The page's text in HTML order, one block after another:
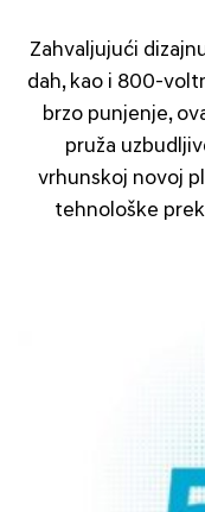
Zahvaljujući
dah, kao i 800-
brzo punjenje,
pruža
vrhunskoj novoj
tehnološke